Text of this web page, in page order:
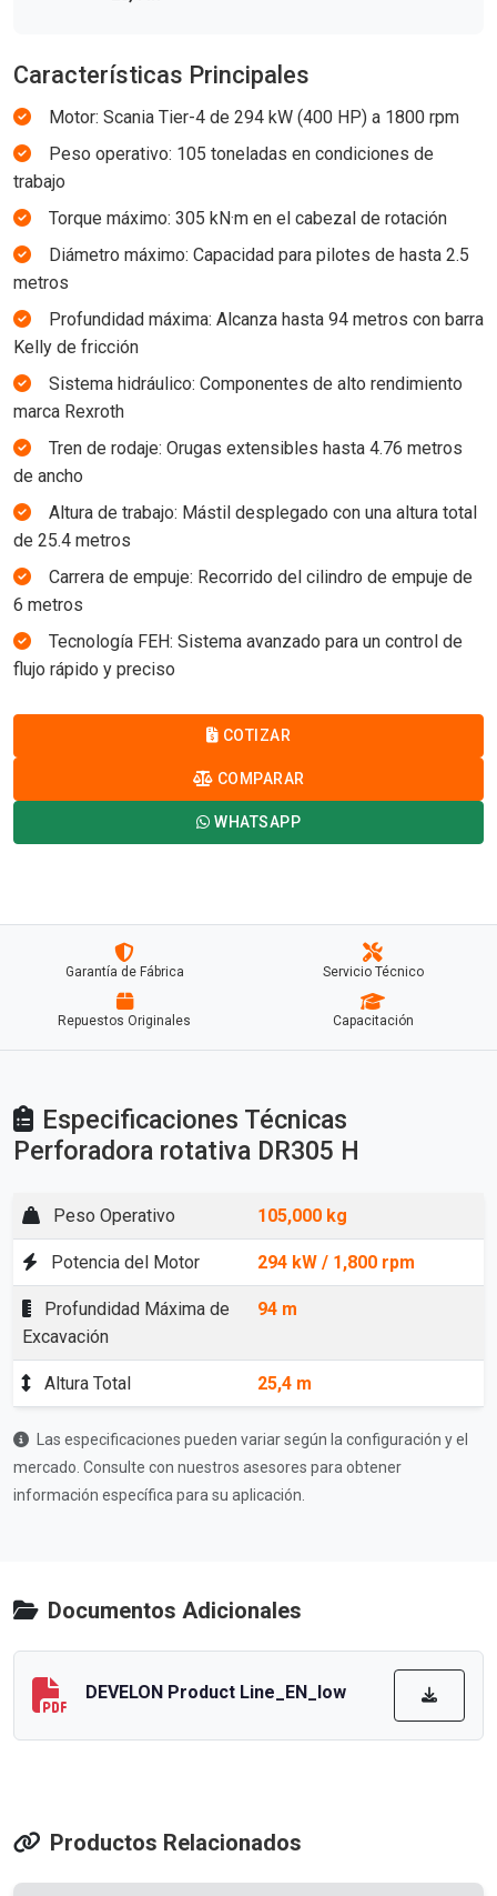
Características Principales
Motor: Scania Tier-4 de 294 kW (400 HP) a 1800 rpm
Peso operativo: 105 toneladas en condiciones de
trabajo
Torque máximo: 305 kN·m en el cabezal de rotación
Diámetro máximo: Capacidad para pilotes de hasta 2.5
metros
Profundidad máxima: Alcanza hasta 94 metros con barra
Kelly de fricción
Sistema hidráulico: Componentes de alto rendimiento
marca Rexroth
Tren de rodaje: Orugas extensibles hasta 4.76 metros
de ancho
Altura de trabajo: Mástil desplegado con una altura total
de 25.4 metros
Carrera de empuje: Recorrido del cilindro de empuje de
6 metros
Tecnología FEH: Sistema avanzado para un control de
flujo rápido y preciso
COTIZAR
COMPARAR
WHATSAPP
Garantía de Fábrica Servicio Técnico
Repuestos Originales Capacitación
Especificaciones Técnicas
Perforadora rotativa DR305 H
Peso Operativo 105,000 kg
Potencia del Motor 294 kW / 1,800 rpm
Profundidad Máxima de
Excavación
94 m
Altura Total 25,4 m
Las especificaciones pueden variar según la configuración y el
mercado. Consulte con nuestros asesores para obtener
información específica para su aplicación.
Documentos Adicionales
DEVELON Product Line_EN_low
Productos Relacionados